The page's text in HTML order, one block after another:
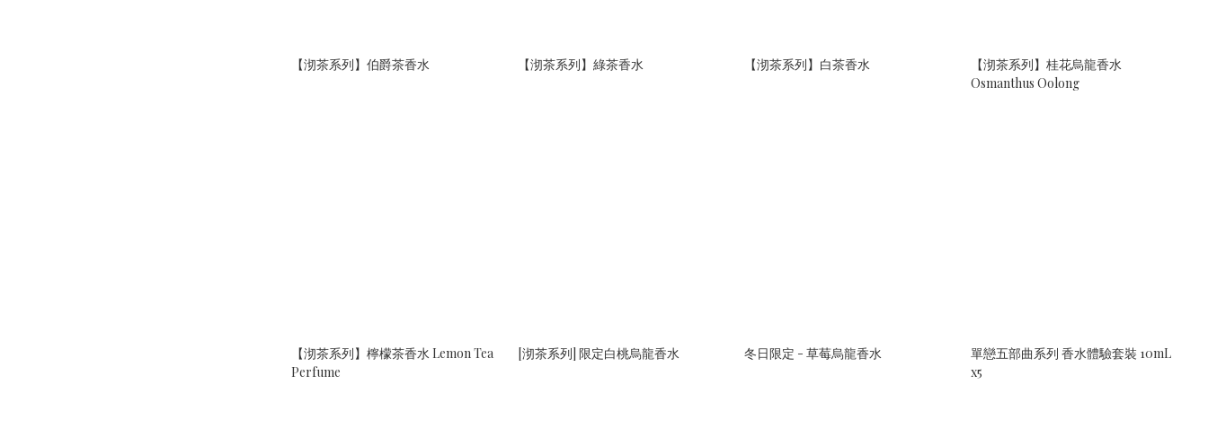
【沏茶系列】伯爵茶香水 【沏茶系列】綠茶香水 【沏茶系列】白茶香水
【沏茶系列】桂花烏龍香水
Osmanthus Oolong
【沏茶系列】檸檬茶香水 Lemon Tea
Perfume
[沏茶系列] 限定白桃烏龍香水 冬日限定 - 草莓烏龍香水
單戀五部曲系列 香水體驗套裝 10mL
x5